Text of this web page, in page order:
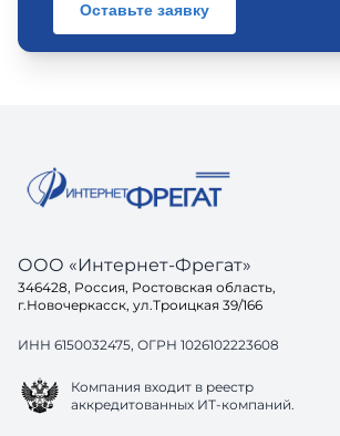
Оставьте заявку
ООО «Интернет-Фрегат»
346428, Россия, Ростовская область,
г.Новочеркасск, ул.Троицкая 39/166
ИНН 6150032475, ОГРН 1026102223608
Компания входит в реестр
аккредитованных ИТ-компаний.